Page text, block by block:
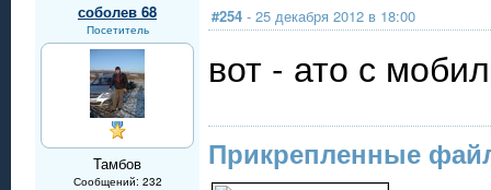
соболев 68
Посетитель
Тамбов
Сообщений: 232
#254 - 25 декабря 2012 в 18:00
вот - ато с
Прикрепленные